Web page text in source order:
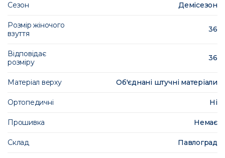
Сезон Демісезон
Розмір жіночого
взуття
36
Відповідає
розміру
36
Матеріал верху Об'єднані штучні матеріали
Ортопедичні Ні
Прошивка Немає
Склад Павлоград